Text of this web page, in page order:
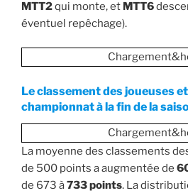
MTT2qui monte, et MTT6
éventuel repêchage).
Le classement des joueuses
championnat à la fin de la
La moyenne des classements
de 500 points a augmentée de
de 673 à733 points. La